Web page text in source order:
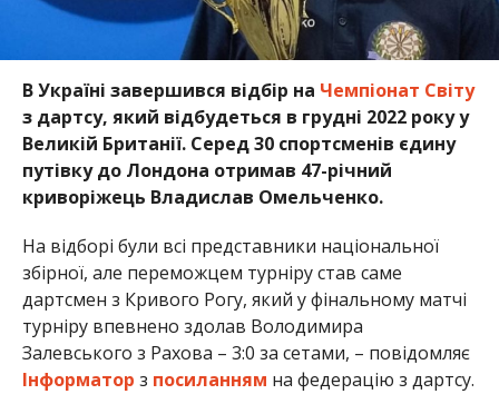
В Україні завершився відбір на Чемпіонат Світу
з дартсу, який відбудеться в грудні 2022 року у
Великій Британії. Серед 30 спортсменів єдину
путівку до Лондона отримав 47-річний
криворіжець Владислав Омельченко.
На відборі були всі представники національної
збірної, але переможцем турніру став саме
дартсмен з Кривого Рогу, який у фінальному матчі
турніру впевнено здолав Володимира
Залевського з Рахова – 3:0 за сетами, – повідомляє
Інформатор з посиланням на федерацію з дартсу.